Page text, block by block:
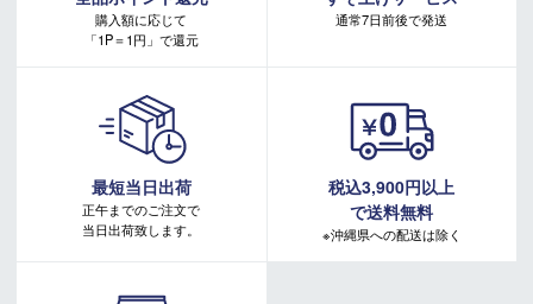
購入額に応じて
「1P＝1円」で還元
通常7日前後で発送
最短当日出荷
正午までのご注文で
当日出荷致します。
税込3,900円以上
で送料無料
※沖縄県への配送は除く